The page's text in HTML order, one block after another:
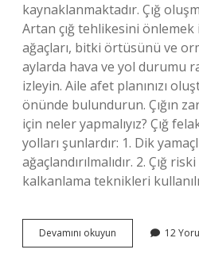
kaynaklanmaktadır. Çığ
Artan çığ tehlikesini önlemek
ağaçları, bitki örtüsünü ve
aylarda hava ve yol durumu
izleyin. Aile afet planınızı
önünde bulundurun. Çığın
için neler yapmalıyız? Çığ
yolları şunlardır: 1. Dik
ağaçlandırılmalıdır. 2. Çığ
kalkanlama teknikleri
Devamını okuyun
Verebileceği
12